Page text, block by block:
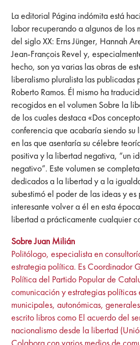
La editorial Página indómita está
labor recuperando a algunos de los
del siglo XX: Erns Jünger, Hannah
Jean-François Revel y,
hecho, son ya varias las obras de
liberalismo pluralista las publicadas
Roberto Ramos. Él mismo ha
recogidos en el volumen Sobre la
de los cuales destaca «Dos
conferencia que acabaría siendo su
en las que asentaría su célebre
positiva y la libertad negativa, “un
negativo”. Este volumen se
dedicados a la libertad y a la
subestimó el poder de las ideas y es
interesante volver a él en esta
libertad a prácticamente cualquier
Sobre Juan Milián
Politólogo, especialista en
estrategia política. Es Coordinador
Política del Partido Popular de
comunicación y estrategias políticas
municipales, autonómicas,
escrito libros como El acuerdo del
nacionalismo desde la libertad
Colabora con varios medios de